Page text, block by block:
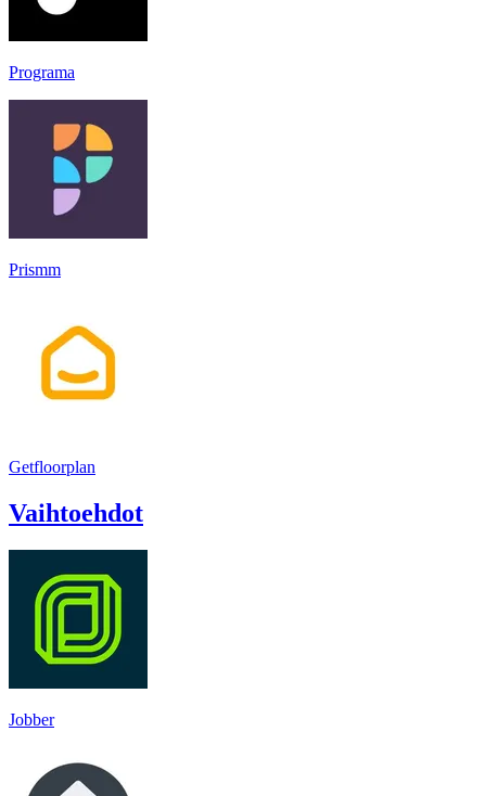
Programa
Prismm
Getfloorplan
Vaihtoehdot
Jobber